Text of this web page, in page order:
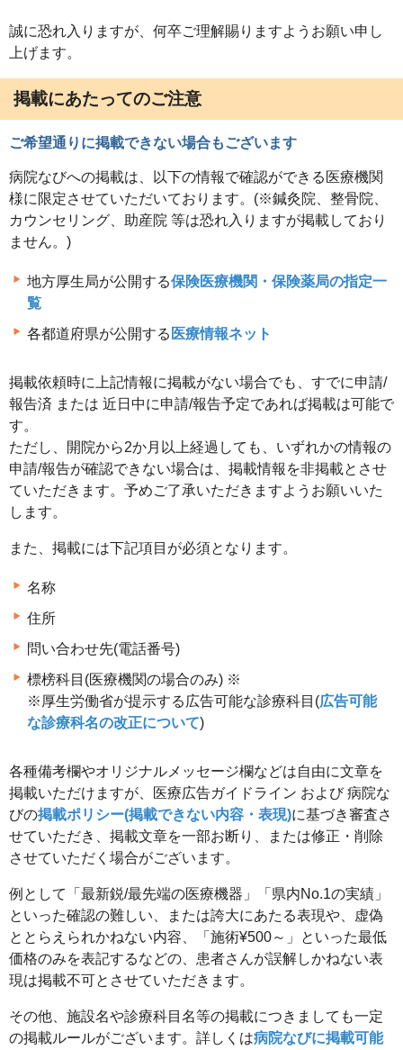
誠に恐れ入りますが、何卒ご理解賜りますようお願い申し
上げます。
掲載にあたってのご注意
ご希望通りに掲載できない場合もございます
病院なびへの掲載は、以下の情報で確認ができる医療機関
様に限定させていただいております。(※鍼灸院、整骨院、
カウンセリング、助産院 等は恐れ入りますが掲載しており
ません。)
地方厚生局が公開する保険医療機関・保険薬局の指定一
覧
各都道府県が公開する 医療情報ネット
掲載依頼時に上記情報に掲載がない場合でも、すでに申請/
報告済 または 近日中に申請/報告予定であれば掲載は可能で
す。
ただし、開院から2か月以上経過しても、いずれかの情報の
申請/報告が確認できない場合は、掲載情報を非掲載とさせ
ていただきます。予めご了承いただきますようお願いいた
します。
また、掲載には下記項目が必須となります。
名称
住所
問い合わせ先(電話番号)
標榜科目(医療機関の場合のみ) ※
※厚生労働省が提示する広告可能な診療科目(広告可能
な診療科名の改正について)
各種備考欄やオリジナルメッセージ欄などは自由に文章を
掲載いただけますが、医療広告ガイドライン および 病院な
びの掲載ポリシー(掲載できない内容・表現)に基づき審査さ
せていただき、掲載文章を一部お断り、または修正・削除
させていただく場合がございます。
例として「最新鋭/最先端の医療機器」「県内No.1の実績」
といった確認の難しい、または誇大にあたる表現や、虚偽
ととらえられかねない内容、「施術¥500～」といった最低
価格のみを表記するなどの、患者さんが誤解しかねない表
現は掲載不可とさせていただきます。
その他、施設名や診療科目名等の掲載につきましても一定
の掲載ルールがございます。詳しくは病院なびに掲載可能